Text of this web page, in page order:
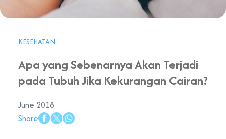
KESEHATAN
Apa yang Sebenarnya Akan Terjadi
pada Tubuh Jika Kekurangan Cairan?
June 2018
Share